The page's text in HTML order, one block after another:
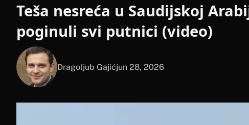
Teša nesreća u Saudijskoj
poginuli svi putnici (video)
Dragoljub Gajićjun 28, 2026